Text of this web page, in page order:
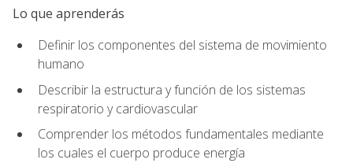
Lo que aprenderás
Definir los componentes del sistema de movimiento
humano
Describir la estructura y función de los sistemas
respiratorio y cardiovascular
Comprender los métodos fundamentales mediante
los cuales el cuerpo produce energía